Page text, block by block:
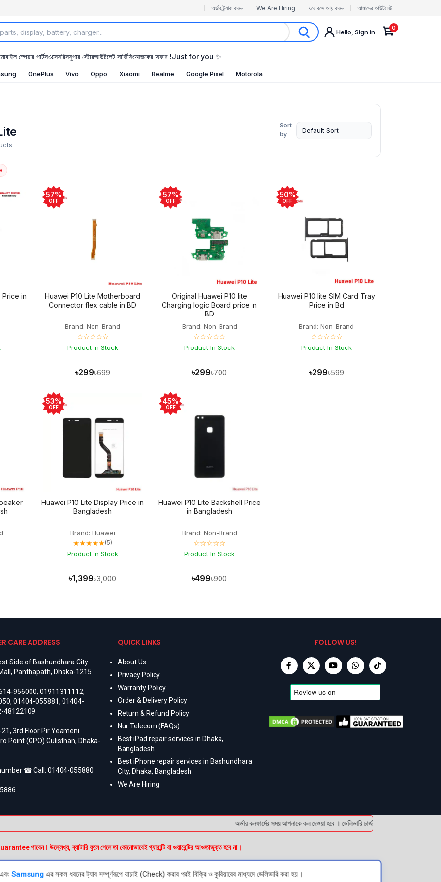
অর্ডার ট্র্যাক করুন We Are Hiring ঘরে বসে আয় করুন আমাদের আউটলেট
Hello, Sign in
0
স্পেয়ার পার্টসএক্সেসরিসসুপার স্টোরআউটলেট সার্ভিসিংআজকের অফার !Just for you ✨
OnePlus Vivo Oppo Xiaomi Realme Google Pixel Motorola
Sort
by
Price in
57%
OFF
Huawei P10 Lite Motherboard
Connector flex cable in BD
Brand: Non-Brand
☆☆☆☆☆
Product In Stock
৳299৳699
57%
OFF
Original Huawei P10 lite
Charging logic Board price in
BD
Brand: Non-Brand
☆☆☆☆☆
Product In Stock
৳299৳700
50%
OFF
Huawei P10 lite SIM Card Tray
Price in Bd
Brand: Non-Brand
☆☆☆☆☆
Product In Stock
৳299৳599
53%
OFF
Huawei P10 Lite Display Price in
Bangladesh
Brand: Huawei
★★★★★(5)
Product In Stock
৳1,399৳3,000
45%
OFF
Huawei P10 Lite Backshell Price
in Bangladesh
Brand: Non-Brand
☆☆☆☆☆
Product In Stock
৳499৳900
CARE ADDRESS
Side of Bashundhara City
Panthapath, Dhaka-1215
956000,01911311112,
,01404-055881,01404-
48122109
21, 3rd Floor Pir Yeameni
Point (GPO) Gulisthan, Dhaka-
☎ Call:01404-055880
QUICK LINKS
About Us
Privacy Policy
Warranty Policy
Order & Delivery Policy
Return & Refund Policy
Nur Telecom (FAQs)
Best iPad repair services in Dhaka,
Bangladesh
Best iPhone repair services in Bashundhara
City, Dhaka, Bangladesh
We Are Hiring
FOLLOW US!
অর্ডার কনফার্মের সময় আপনাকে কল দেওয়া হবে । ডেলিভারি চার্জটা অগ্রিম (bKash/Nagad:
পাবেন। উল্লেখ্য, ব্যাটারি ফুলে গেলে তা কোনোভাবেই গ্যারান্টি বা ওয়ারেন্টির আওতাভুক্ত হবে না।
Samsungএর সকল ধরনের ট্যাব সম্পূর্ণরূপে যাচাই (Check) করার পরই বিক্রি ও কুরিয়ারের মাধ্যমে ডেলিভারি করা হয়।